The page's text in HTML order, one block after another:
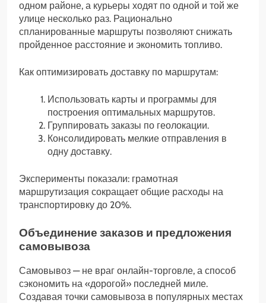
одном районе, а курьеры ходят по одной и той же
улице несколько раз. Рационально
спланированные маршруты позволяют снижать
пройденное расстояние и экономить топливо.
Как оптимизировать доставку по маршрутам:
Использовать карты и программы для
построения оптимальных маршрутов.
Группировать заказы по геолокации.
Консолидировать мелкие отправления в
одну доставку.
Эксперименты показали: грамотная
маршрутизация сокращает общие расходы на
транспортировку до 20%.
Объединение заказов и предложения
самовывоза
Самовывоз — не враг онлайн-торговле, а способ
сэкономить на «дорогой» последней миле.
Создавая точки самовывоза в популярных местах